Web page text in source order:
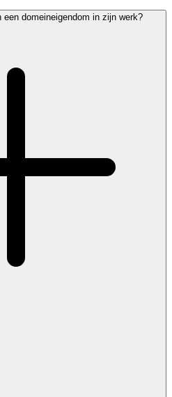
een domeineigendom in zijn werk?